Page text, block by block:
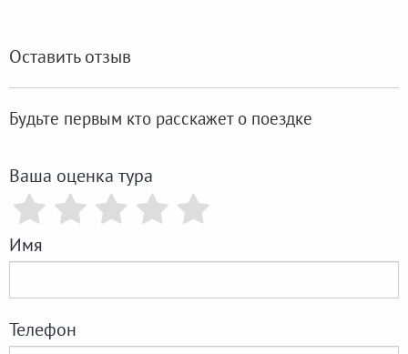
Оставить отзыв
Будьте первым кто расскажет о поездке
Ваша оценка тура
Имя
Телефон